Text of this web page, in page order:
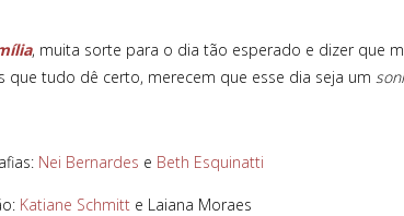
, muita sorte para o dia tão esperado e dizer que
tudo dê certo, merecem que esse dia seja um
Nei Bernardes e Beth Esquinatti
Katiane Schmitte Laiana Moraes